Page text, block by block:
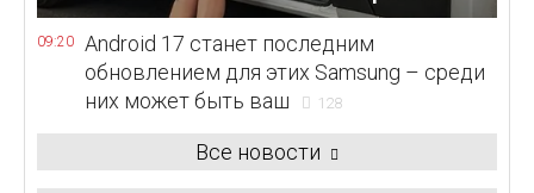
09:20
Android 17 станет последним
обновлением для этих Samsung – среди
них может быть ваш
128
Все новости